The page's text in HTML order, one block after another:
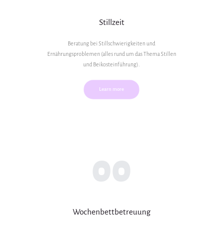
Stillzeit
Beratung bei Stillschwierigkeiten und
Ernährungsproblemen (alles rund um das Thema Stillen
und Beikosteinführung).
Learn more
00
Wochenbettbetreuung